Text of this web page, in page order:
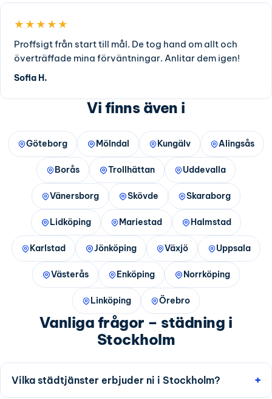
★★★★★
Proffsigt från start till mål. De tog hand om allt och
överträffade mina förväntningar. Anlitar dem igen!
Sofia H.
Vi finns även i
Göteborg Mölndal Kungälv Alingsås
Borås Trollhättan Uddevalla
Vänersborg Skövde Skaraborg
Lidköping Mariestad Halmstad
Karlstad Jönköping Växjö Uppsala
Västerås Enköping Norrköping
Linköping Örebro
Vanliga frågor – städning i
Stockholm
Vilka städtjänster erbjuder ni i Stockholm?